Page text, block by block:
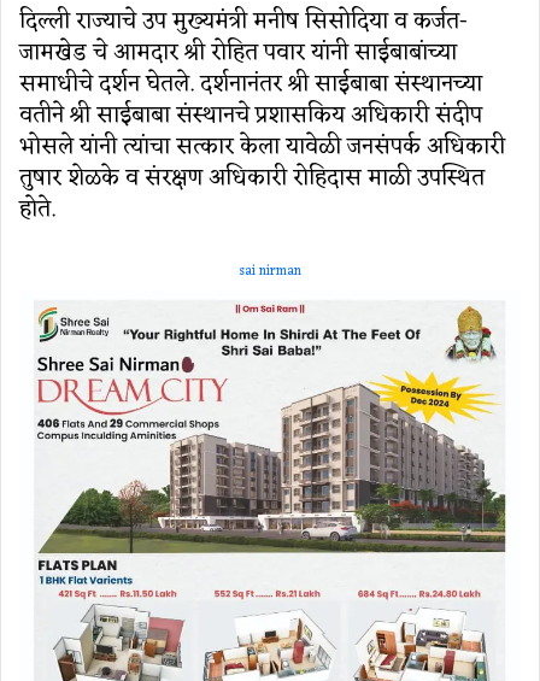
दिल्‍ली राज्‍याचे उप मुख्‍यमंत्री मनीष सिसोदिया व कर्जत-
जामखेड चे आमदार श्री रोहित पवार यांनी साईबाबांच्‍या
समाधीचे दर्शन घेतले. दर्शनानंतर श्री साईबाबा संस्‍थानच्‍या
वतीने श्री साईबाबा संस्थानचे प्रशासकिय अधिकारी संदीप
भोसले यांनी त्‍यांचा सत्‍कार केला यावेळी जनसंपर्क अधिकारी
तुषार शेळके व संरक्षण अधिकारी रोहिदास माळी उपस्थित
होते.
sai nirman